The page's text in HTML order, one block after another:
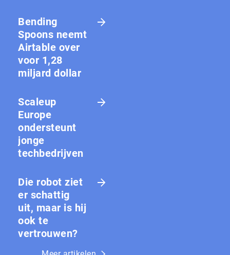
Bending
Spoons neemt
Airtable over
voor 1,28
miljard dollar
Scaleup
Europe
ondersteunt
jonge
techbedrijven
Die robot ziet
er schattig
uit, maar is hij
ook te
vertrouwen?